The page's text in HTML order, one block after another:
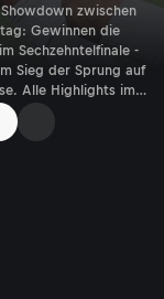
zwischen
Gewinnen die
Sechzehntelfinale -
Sieg der Sprung auf
Alle Highlights im